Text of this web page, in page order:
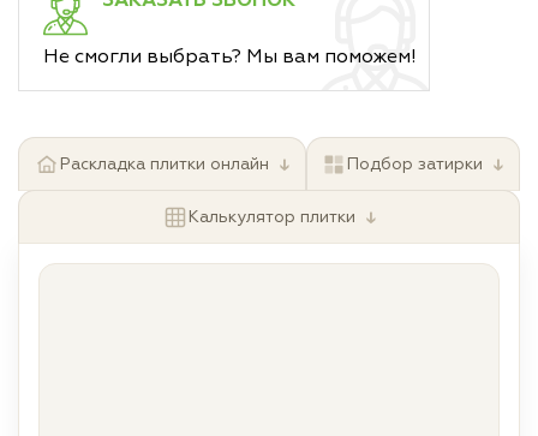
Не смогли выбрать? Мы вам поможем!
Раскладка плитки онлайн ↓ Подбор затирки ↓
Калькулятор плитки ↓